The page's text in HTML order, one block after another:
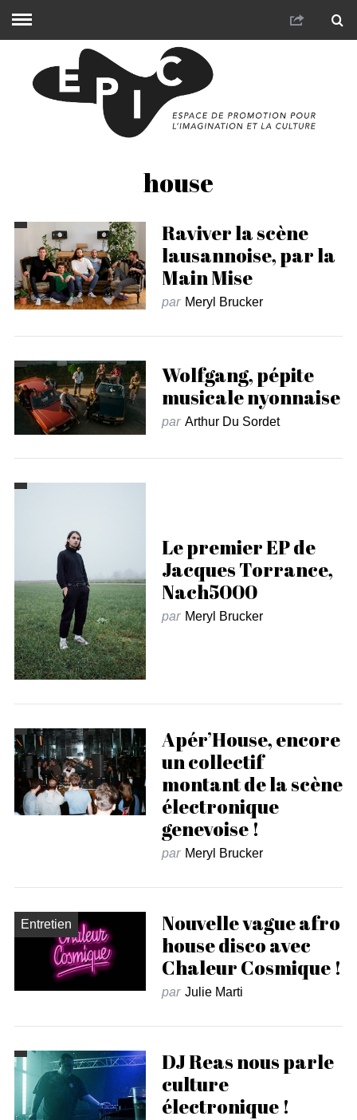
house
Raviver la scène
lausannoise, par la
Main Mise
par Meryl Brucker
Wolfgang, pépite
musicale nyonnaise
par Arthur Du Sordet
Le premier EP de
Jacques Torrance,
Nach5000
par Meryl Brucker
Apér’House, encore
un collectif
montant de la scène
électronique
genevoise !
par Meryl Brucker
Entretien
Nouvelle vague afro
house disco avec
Chaleur Cosmique !
par Julie Marti
DJ Reas nous parle
culture
électronique !